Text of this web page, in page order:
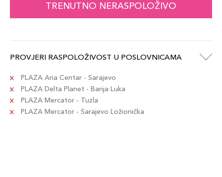
TRENUTNO NERASPOLOŽIVO
PROVJERI RASPOLOŽIVOST U POSLOVNICAMA
PLAZA Aria Centar - Sarajevo
PLAZA Delta Planet - Banja Luka
PLAZA Mercator - Tuzla
PLAZA Mercator - Sarajevo Ložionička